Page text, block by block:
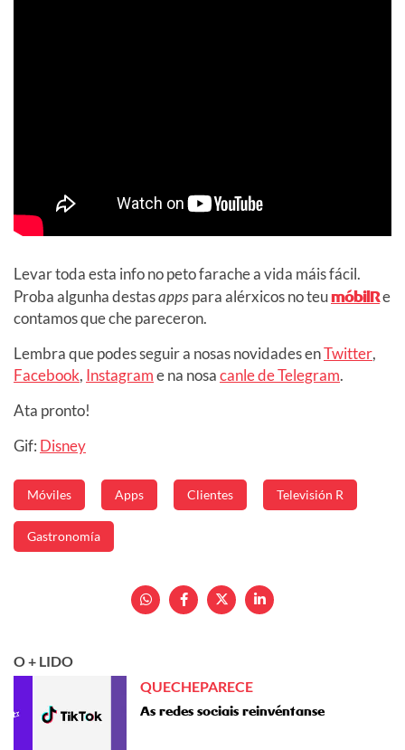
Levar toda esta info no peto farache a vida máis fácil.
Proba algunha destasappspara alérxicos no teumóbilRe
contamos que che pareceron.
Lembra que podes seguir a nosas novidades enTwitter,
Facebook, Instagrame na nosacanle de Telegram.
Ata pronto!
Gif: Disney
Móviles Apps Clientes Televisión R
Gastronomía
O + LIDO
QUECHEPARECE
As redes sociais reinvéntanse